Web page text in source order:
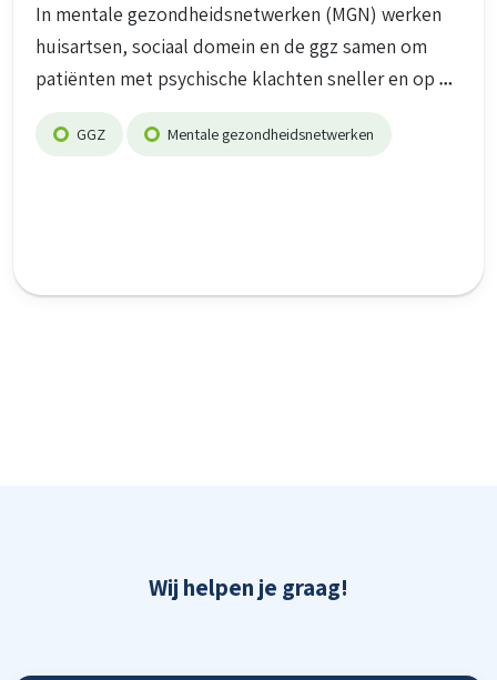
In mentale gezondheidsnetwerken (MGN) werken
huisartsen, sociaal domein en de ggz samen om
patiënten met psychische klachten sneller en op
GGZ Mentale gezondheidsnetwerken
Wij helpen je graag!